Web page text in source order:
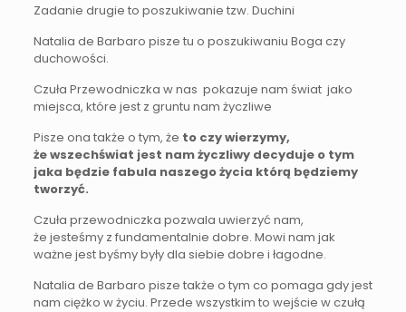
Zadanie drugie to poszukiwanie tzw. Duchini
Natalia de Barbaro pisze tu o poszukiwaniu Boga czy
duchowości.
Czuła Przewodniczka w nas pokazuje nam świat jako
miejsca, które jest z gruntu nam życzliwe
Pisze ona także o tym, że to czy wierzymy,
że wszechświat jest nam życzliwy decyduje o tym
jaka będzie fabula naszego życia którą będziemy
tworzyć.
Czuła przewodniczka pozwala uwierzyć nam,
że jesteśmy z fundamentalnie dobre. Mowi nam jak
ważne jest byśmy były dla siebie dobre i łagodne.
Natalia de Barbaro pisze także o tym co pomaga gdy jest
nam ciężko w życiu. Przede wszystkim to wejście w czułą